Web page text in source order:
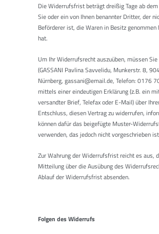
Die Widerrufsfrist beträgt dreißig Tage ab dem
Sie oder ein von Ihnen benannter Dritter, der
Beförderer ist, die Waren in Besitz genommen
hat.
Um Ihr Widerrufsrecht auszuüben, müssen Sie
(GASSANI Pavlina Savvelidu, Munkerstr. 8,
Nürnberg, gassani@email.de, Telefon: 0176
mittels einer eindeutigen Erklärung (z.B. ein
versandter Brief, Telefax oder E-Mail) über
Entschluss, diesen Vertrag zu widerrufen,
können dafür das beigefügte Muster-
verwenden, das jedoch nicht vorgeschrieben
Zur Wahrung der Widerrufsfrist reicht es aus,
Mitteilung über die Ausübung des
Ablauf der Widerrufsfrist absenden.
Folgen des Widerrufs